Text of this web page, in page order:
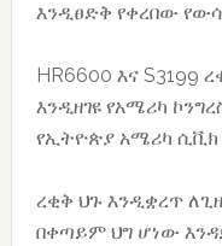
እንዲፀድቅ የቀረበው
HR6600 እና
እንዲዘገዩ የአሜሪካ
የኢትዮጵያ አሜሪካ
ረቂቅ ህጉ እንዲቋረጥ
በቀጣይም ህግ ሆነው